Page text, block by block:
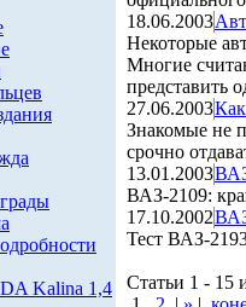
Kalina 1,4
18.06.2003
Некоторые
Многие
представить
27.06.2003
Знакомые не
срочно
13.01.2003
ВАЗ-2109:
17.10.2002
Тест ВАЗ-
Статьи 1 - 15